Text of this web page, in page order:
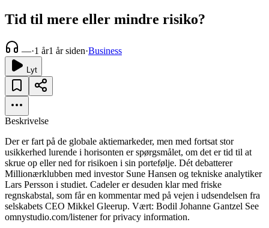
Tid til mere eller mindre risiko?
—·1 år1 år siden·Business
Lyt
Beskrivelse
Der er fart på de globale aktiemarkeder, men med fortsat stor
usikkerhed lurende i horisonten er spørgsmålet, om det er tid til at
skrue op eller ned for risikoen i sin portefølje. Dét debatterer
Millionærklubben med investor Sune Hansen og tekniske analytiker
Lars Persson i studiet. Cadeler er desuden klar med friske
regnskabstal, som får en kommentar med på vejen i udsendelsen fra
selskabets CEO Mikkel Gleerup. Vært: Bodil Johanne Gantzel See
omnystudio.com/listener for privacy information.